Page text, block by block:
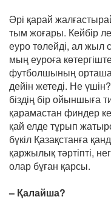
Әрі қарай
тым жоғары. Кейбір
еуро төлейді, ал жыл
мың еуроға
футболшының
дейін жетеді. Не
біздің бір ойыншыға
қарамастан финдер
қай елде тұрып
бүкіл Қазақстанға
қаржылық тәртіпті,
олар бұған қарсы.
– Қалайша?